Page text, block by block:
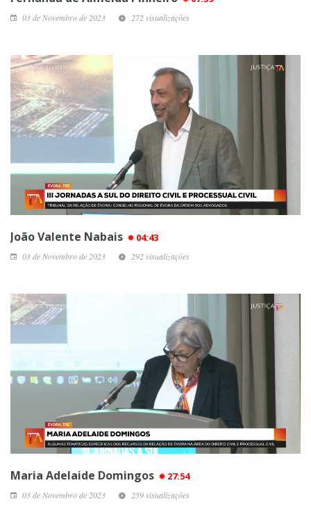
03 de Novembro de 2023 272 visualizações
João Valente Nabais 04:43
03 de Novembro de 2023 292 visualizações
Maria Adelaide Domingos 27:54
03 de Novembro de 2023 259 visualizações